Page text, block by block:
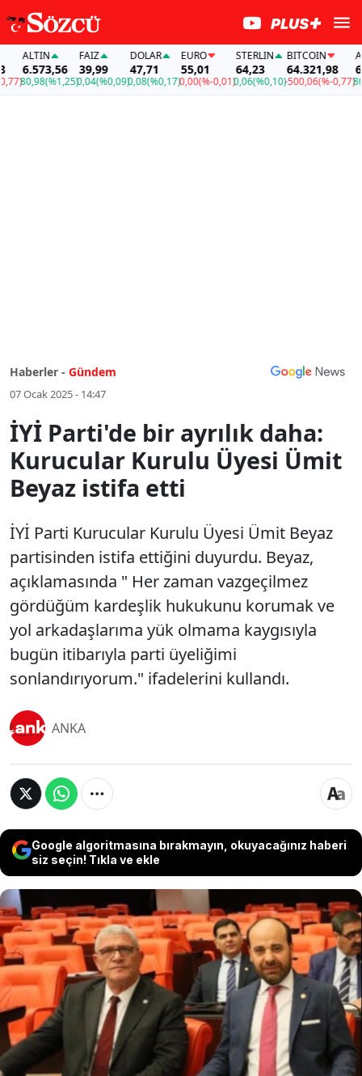
ALTIN
6.573,56
80,98(%1,25)
FAİZ
39,99
0,04(%0,09)
DOLAR
47,71
0,08(%0,17)
EURO
55,01
0,00(%-0,01)
STERLIN
64,23
0,06(%0,10)
BITCOIN
64.321,98
-500,06(%-0,77)
Haberler - Gündem
07 Ocak 2025 - 14:47
İYİ Parti'de bir ayrılık daha:
Kurucular Kurulu Üyesi Ümit
Beyaz istifa etti
İYİ Parti Kurucular Kurulu Üyesi Ümit Beyaz
partisinden istifa ettiğini duyurdu. Beyaz,
açıklamasında " Her zaman vazgeçilmez
gördüğüm kardeşlik hukukunu korumak ve
yol arkadaşlarıma yük olmama kaygısıyla
bugün itibarıyla parti üyeliğimi
sonlandırıyorum." ifadelerini kullandı.
ANKA
Google algoritmasına bırakmayın, okuyacağınız haberi
siz seçin! Tıkla ve ekle
İYİ Parti Kurucular Kurulu Üyesi Ümit Beyaz
partisinden istifa ettiğini duyurdu. Beyaz,
açıklamasında " Her zaman vazgeçilmez
gördüğüm kardeşlik hukukunu korumak ve yol
arkadaşlarıma yük olmama kaygısıyla bugün
itibarıyla parti üyeliğimi sonlandırıyorum."
ifadelerini kullandı.